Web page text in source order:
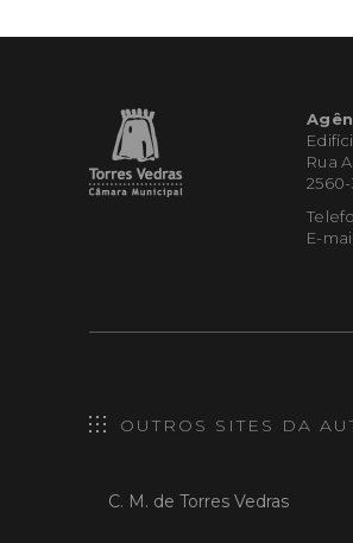
Rua
E-
OUTROS SITES DA
C. M. de Torres Vedras